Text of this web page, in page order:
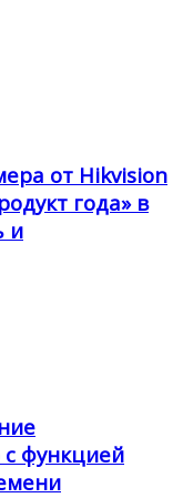
от Hikvision
года» в
и
функцией